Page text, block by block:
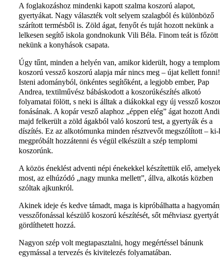
A foglakozáshoz mindenki kapott szalma koszorú alapot,
gyertyákat. Nagy választék volt selyem szalagból és különböző
szárított termésből is. Zöld ágat, fenyőt és tuját hozott nekünk a
lelkesen segítő iskola gondnokunk Vili Béla. Finom teát is főzött
nekünk a konyhások csapata.
Úgy tűnt, minden a helyén van, amikor kiderült, hogy a
koszorú vessző koszorú alapja már nincs meg – újat kellett fonni!
Isteni adományból, önkéntes segítőként, a legjobb ember, Pap
Andrea, textilművész bábáskodott a koszorúkészítés alkotó
folyamatai fölött, s neki is álltak a diákokkal egy új vessző
fonásának. A kopár vesző alaphoz „éppen elég” ágat hozott
majd felkerült a zöld ágakból való koszorú test, a gyertyák és a
díszítés. Ez az alkotómunka minden résztvevőt megszólított –
megpróbált hozzátenni és végül elkészült a szép templomi
koszorúnk.
A közös éneklést adventi népi énekekkel készítettük elő, amelyek
most, az elhúzódó „nagy munka mellett”, állva, alkotás közben
szóltak ajkunkról.
Akinek ideje és kedve támadt, maga is kipróbálhatta a
vesszőfonással készülő koszorú készítését, sőt méhviasz gyertyát
gördíthetett hozzá.
Nagyon szép volt megtapasztalni, hogy megértéssel bánunk
egymással a tervezés és kivitelezés folyamatában.